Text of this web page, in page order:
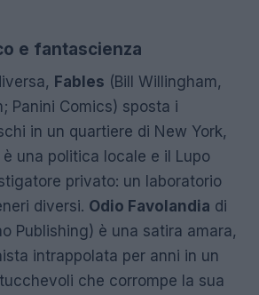
e fantascienza
Fables (Bill Willingham,
Panini Comics) sposta i
in un quartiere di New York,
una politica locale e il Lupo
privato: un laboratorio
diversi. Odio Favolandia di
Publishing) è una satira amara,
intrappolata per anni in un
che corrompe la sua